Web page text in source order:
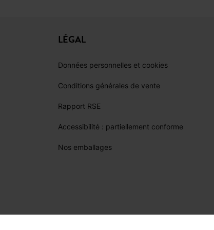
LÉGAL
Données personnelles et cookies
Conditions générales de vente
Rapport RSE
Accessibilité : partiellement conforme
Nos emballages